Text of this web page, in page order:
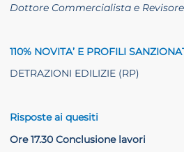
Dottore Commercialista e
110% NOVITA’ E PROFILI
DETRAZIONI EDILIZIE (RP)
Risposte ai quesiti
Ore 17.30 Conclusione lavori